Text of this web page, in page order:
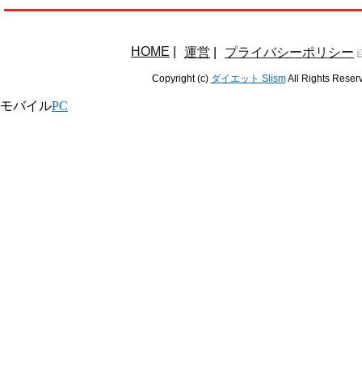
HOME 運営 プライバシーポリシー
Copyright (c) ダイエット SlismAll Rights
モバイルPC